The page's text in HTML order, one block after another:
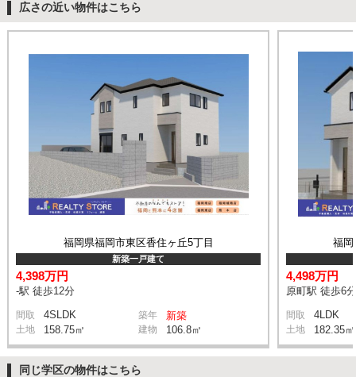
広さの近い物件はこちら
福岡県福岡市東区香住ヶ丘5丁目
新築一戸建て
4,398万円
-駅 徒歩12分
間取 4SLDK 築年 新築
土地 158.75㎡ 建物 106.8㎡
福岡
4,498万円
原町駅 徒歩6分
間取 4LDK
土地 182.35㎡
同じ学区の物件はこちら